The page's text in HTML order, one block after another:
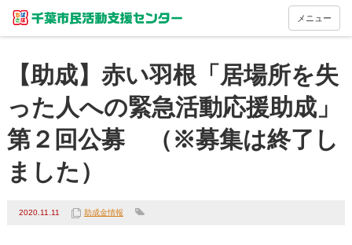
メニュー
【助成】赤い羽根「居場所を失
った人への緊急活動応援助成」
第２回公募 （※募集は終了し
ました）
2020.11.11 助成金情報